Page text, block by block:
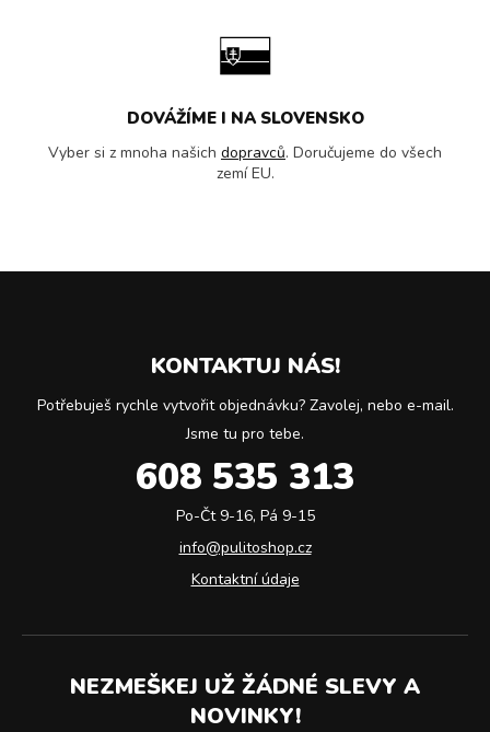
DOVÁŽÍME I NA SLOVENSKO
Vyber si z mnoha našich dopravců. Doručujeme do všech
zemí EU.
KONTAKTUJ NÁS!
Potřebuješ rychle vytvořit objednávku? Zavolej, nebo e-mail.
Jsme tu pro tebe.
608 535 313
Po-Čt 9-16, Pá 9-15
info@pulitoshop.cz
Kontaktní údaje
NEZMEŠKEJ UŽ ŽÁDNÉ SLEVY A
NOVINKY!